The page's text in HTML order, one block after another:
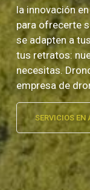
la innovación
para ofrecerte
se adapten a
tus retratos:
necesitas.
empresa de
SERVICIOS EN